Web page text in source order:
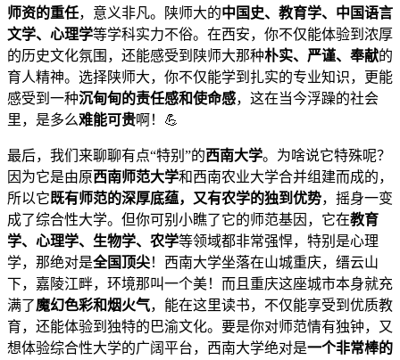
师资的重任，意义非凡。陕师大的中国史、教育学、中国语言
文学、心理学等学科实力不俗。在西安，你不仅能体验到浓厚
的历史文化氛围，还能感受到陕师大那种朴实、严谨、奉献的
育人精神。选择陕师大，你不仅能学到扎实的专业知识，更能
感受到一种沉甸甸的责任感和使命感，这在当今浮躁的社会
里，是多么难能可贵啊！💪
最后，我们来聊聊有点“特别”的西南大学。为啥说它特殊呢？
因为它是由原西南师范大学和西南农业大学合并组建而成的，
所以它既有师范的深厚底蕴，又有农学的独到优势，摇身一变
成了综合性大学。但你可别小瞧了它的师范基因，它在教育
学、心理学、生物学、农学等领域都非常强悍，特别是心理
学，那绝对是全国顶尖！西南大学坐落在山城重庆，缙云山
下，嘉陵江畔，环境那叫一个美！而且重庆这座城市本身就充
满了魔幻色彩和烟火气，能在这里读书，不仅能享受到优质教
育，还能体验到独特的巴渝文化。要是你对师范情有独钟，又
想体验综合性大学的广阔平台，西南大学绝对是一个非常棒的